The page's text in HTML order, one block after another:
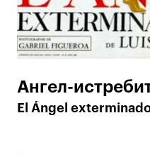
Ангел-
El Ángel